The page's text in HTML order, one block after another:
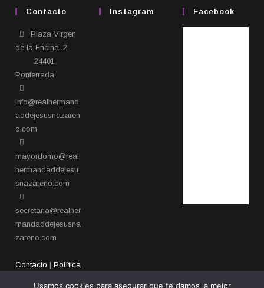
Contacto
Plaza Virgen
de la Encina, 2
24401
Ponferrada​
info@realhermand
addejesusnazaren
o.com
mayordomo@real
hermandaddejesu
snazareno.com
secretaria@realher
mandaddejesusna
zareno.com
Contacto |Política
Instagram Facebook
Usamos cookies para asegurar que te damos la mejor